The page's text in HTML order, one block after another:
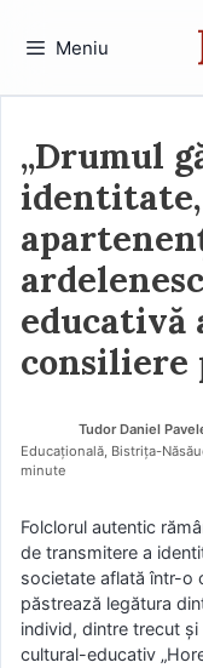
Meniu
„Drumul
educativă
consiliere
Tudor Daniel
Educațională, Bistrița-
minute
Folclorul autentic
de transmitere a
societate aflată într-o
păstrează legătura
individ, dintre trecut
cultural-educativ